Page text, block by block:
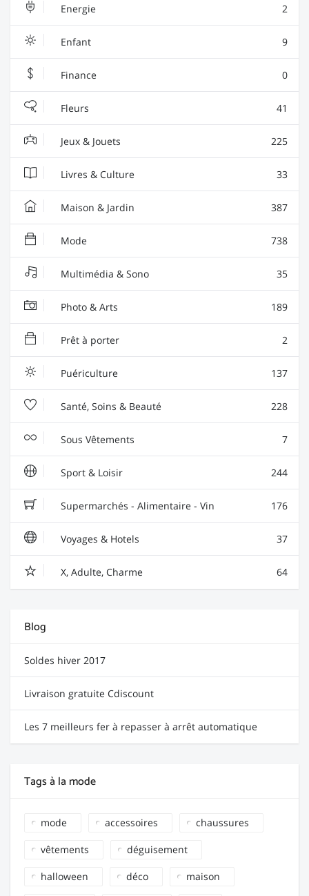
Energie 2
Enfant 9
Finance 0
Fleurs 41
Jeux & Jouets 225
Livres & Culture 33
Maison & Jardin 387
Mode 738
Multimédia & Sono 35
Photo & Arts 189
Prêt à porter 2
Puériculture 137
Santé, Soins & Beauté 228
Sous Vêtements 7
Sport & Loisir 244
Supermarchés - Alimentaire - Vin 176
Voyages & Hotels 37
X, Adulte, Charme 64
Blog
Soldes hiver 2017
Livraison gratuite Cdiscount
Les 7 meilleurs fer à repasser à arrêt automatique
Tags à la mode
mode accessoires chaussures
vêtements déguisement
halloween déco maison